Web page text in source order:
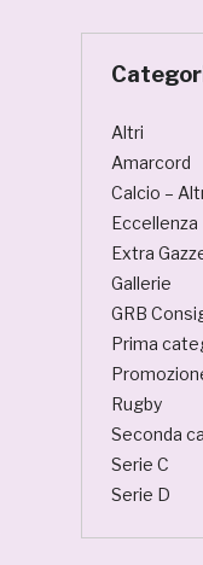
Altri
Amarcord
Calcio –
Eccellenza
Extra
Gallerie
GRB
Prima
Rugby
Seconda
Serie C
Serie D